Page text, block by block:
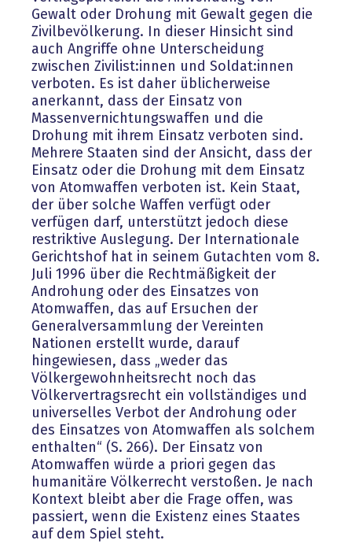
Gewalt oder Drohung mit Gewalt gegen die
Zivilbevölkerung. In dieser Hinsicht sind
auch Angriffe ohne Unterscheidung
zwischen Zivilist:innen und Soldat:innen
verboten. Es ist daher üblicherweise
anerkannt, dass der Einsatz von
Massenvernichtungswaffen und die
Drohung mit ihrem Einsatz verboten sind.
Mehrere Staaten sind der Ansicht, dass der
Einsatz oder die Drohung mit dem Einsatz
von Atomwaffen verboten ist. Kein Staat,
der über solche Waffen verfügt oder
verfügen darf, unterstützt jedoch diese
restriktive Auslegung. Der Internationale
Gerichtshof hat in seinem Gutachten vom 8.
Juli 1996 über die Rechtmäßigkeit der
Androhung oder des Einsatzes von
Atomwaffen, das auf Ersuchen der
Generalversammlung der Vereinten
Nationen erstellt wurde, darauf
hingewiesen, dass „weder das
Völkergewohnheitsrecht noch das
Völkervertragsrecht ein vollständiges und
universelles Verbot der Androhung oder
des Einsatzes von Atomwaffen als solchem
enthalten“ (S. 266). Der Einsatz von
Atomwaffen würde a priori gegen das
humanitäre Völkerrecht verstoßen. Je nach
Kontext bleibt aber die Frage offen, was
passiert, wenn die Existenz eines Staates
auf dem Spiel steht.